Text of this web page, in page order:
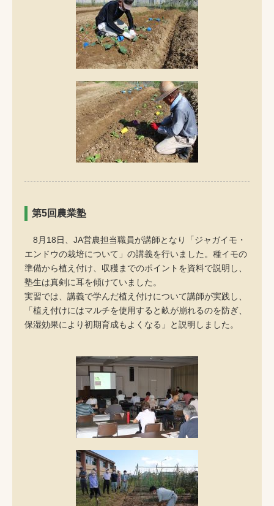
第5回農業塾
8月18日、JA営農担当職員が講師となり「ジャガイモ・
エンドウの栽培について」の講義を行いました。種イモの
準備から植え付け、収穫までのポイントを資料で説明し、
塾生は真剣に耳を傾けていました。
実習では、講義で学んだ植え付けについて講師が実践し、
「植え付けにはマルチを使用すると畝が崩れるのを防ぎ、
保湿効果により初期育成もよくなる」と説明しました。